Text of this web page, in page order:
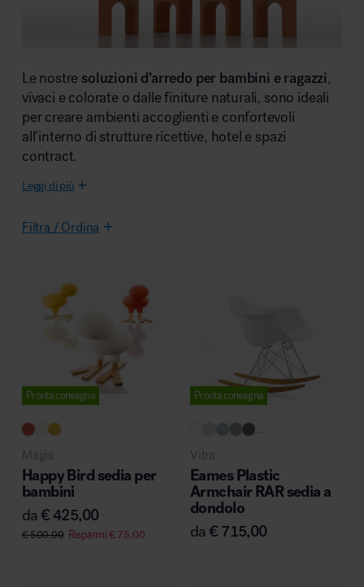
Area riunione e convegni
Area lounge e attesa
Area outdoor
Le nostre soluzioni d’arredo per bambini e ragazzi,
vivaci e colorate o dalle finiture naturali, sono ideali
per creare ambienti accoglienti e confortevoli
all’interno di strutture ricettive, hotel e spazi
contract.
Leggi di più
Filtra / Ordina
Pronta consegna
Magis
Happy Bird sedia per
bambini
da€ 425,00
€500,00 Risparmi€75,00
Pronta consegna
Vitra
Eames Plastic
Armchair RAR sedia a
dondolo
da€ 715,00